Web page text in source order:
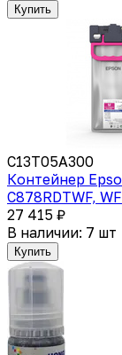
Купить
C13T05A300
Контейнер
C878RDTWF,
27 415 ₽
В наличии: 7 шт
Купить